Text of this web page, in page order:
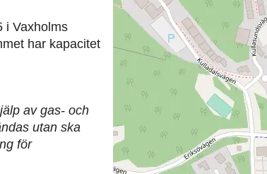
i Vaxholms
har kapacitet
av gas- och
utan ska
för